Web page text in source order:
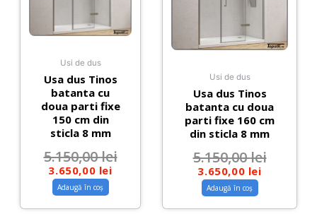
Usi de dus
Usa dus Tinos
batanta cu
doua parti fixe
150 cm din
sticla 8 mm
5.150,00lei
3.650,00 lei
Adaugă în coș
Usi de dus
Usa dus Tinos
batanta cu doua
parti fixe 160 cm
din sticla 8 mm
5.150,00lei
3.650,00 lei
Adaugă în coș